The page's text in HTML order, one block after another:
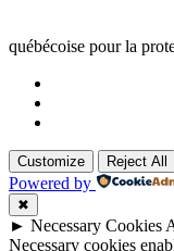
québécoise pour la
Customize Reject All
Powered by
✖
► Necessary Cookies
Necessary cookies